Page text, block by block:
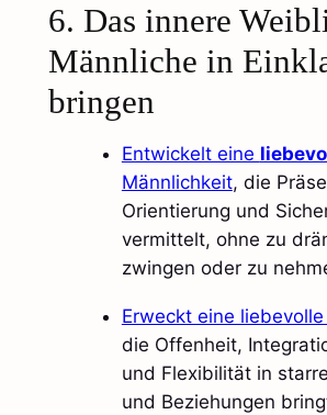
6. Das innere
Männliche in
bringen
Entwickelt eine
Männlichkeit, die
Orientierung und
vermittelt, ohne zu
zwingen oder zu
Erweckt eine
die Offenheit,
und Flexibilität in
und Beziehungen